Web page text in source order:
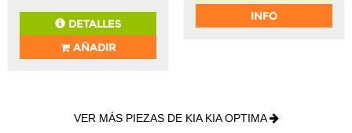
DETALLES
AÑADIR
INFO
VER MÁS PIEZAS DE KIA KIA OPTIMA